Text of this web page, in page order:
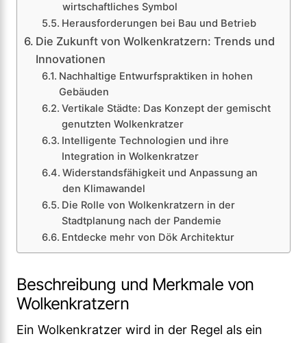
wirtschaftliches Symbol
Herausforderungen bei Bau und Betrieb
Die Zukunft von Wolkenkratzern: Trends und
Innovationen
Nachhaltige Entwurfspraktiken in hohen
Gebäuden
Vertikale Städte: Das Konzept der gemischt
genutzten Wolkenkratzer
Intelligente Technologien und ihre
Integration in Wolkenkratzer
Widerstandsfähigkeit und Anpassung an
den Klimawandel
Die Rolle von Wolkenkratzern in der
Stadtplanung nach der Pandemie
Entdecke mehr von Dök Architektur
Beschreibung und Merkmale von
Wolkenkratzern
Ein Wolkenkratzer wird in der Regel als ein